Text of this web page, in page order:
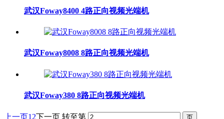
武汉Foway8400 4路正向视频光端机
武汉Foway8008 8路正向视频光端机
武汉Foway380 8路正向视频光端机
上一页1 2下一页 转至第